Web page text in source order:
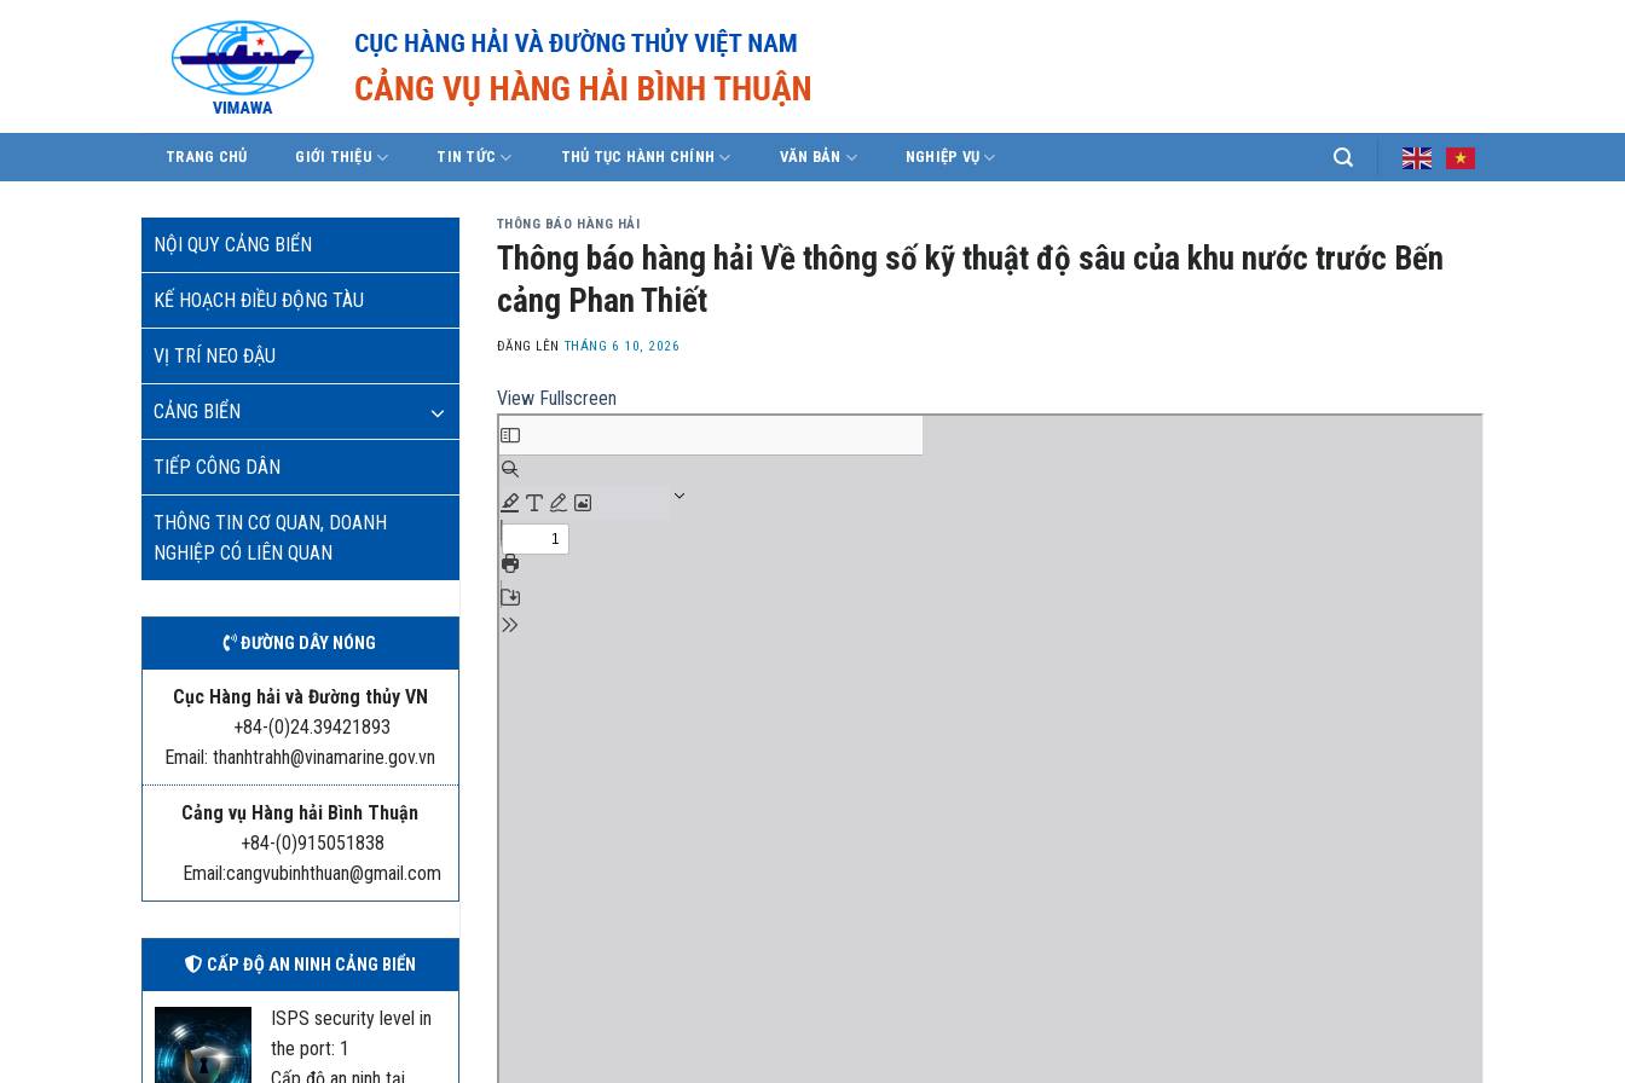
TRANG CHỦ GIỚI THIỆU TIN TỨC THỦ TỤC HÀNH CHÍNH VĂN BẢN NGHIỆP VỤ
NỘI QUY CẢNG BIỂN
KẾ HOẠCH ĐIỀU ĐỘNG TÀU
VỊ TRÍ NEO ĐẬU
CẢNG BIỂN
TIẾP CÔNG DÂN
THÔNG TIN CƠ QUAN, DOANH
NGHIỆP CÓ LIÊN QUAN
ĐƯỜNG DÂY NÓNG
Cục Hàng hải và Đường thủy VN
+84-(0)24.39421893
Email: thanhtrahh@vinamarine.gov.vn
Cảng vụ Hàng hải Bình Thuận
+84-(0)915051838
Email:cangvubinhthuan@gmail.com
CẤP ĐỘ AN NINH CẢNG BIỂN
ISPS security level in
the port: 1
THÔNG BÁO HÀNG HẢI
Thông báo hàng hải Về thông số kỹ thuật độ sâu của khu nước trước Bến
cảng Phan Thiết
ĐĂNG LÊN THÁNG 6 10, 2026
View Fullscreen